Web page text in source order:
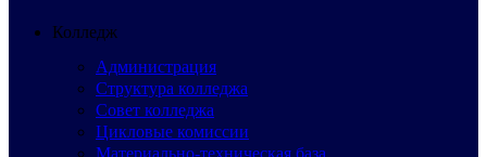
Колледж
Администрация
Структура колледжа
Совет колледжа
Цикловые комиссии
Материально-техническая база